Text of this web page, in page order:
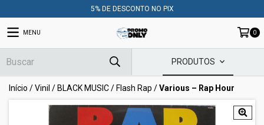
5% DE DESCONTO NO PIX
MENU 0
PRODUTOS
Início /Vinil / BLACK MUSIC/ Flash Rap /Various – Rap Hour